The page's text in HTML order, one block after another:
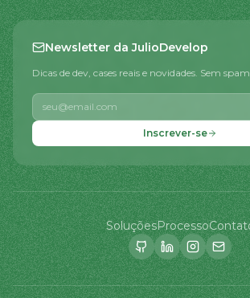
Newsletter da JulioDevelop
Dicas de dev, cases reais e novidades. Sem
Inscrever-se
SoluçõesProcesso